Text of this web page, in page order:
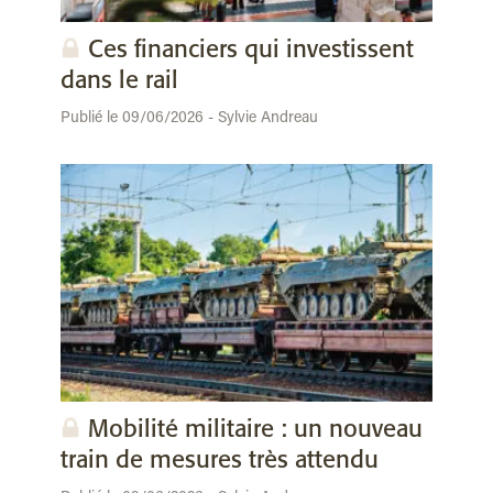
Ces financiers qui investissent
dans le rail
Publié le 09/06/2026 - Sylvie Andreau
Mobilité militaire : un nouveau
train de mesures très attendu